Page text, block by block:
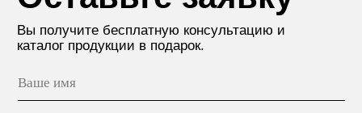
КОНТАКТЫ
© 2005-2025 ООО ЕТС - Строительные Системы
Политика конфиденциальности